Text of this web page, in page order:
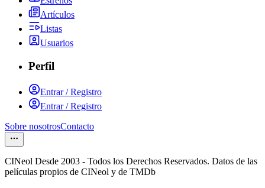
Artículos
Listas
Usuarios
Perfil
Entrar / Registro
Entrar / Registro
Sobre nosotrosContacto
CINeol Desde 2003 - Todos los Derechos Reservados. Datos de las
películas propios de CINeol y de TMDb